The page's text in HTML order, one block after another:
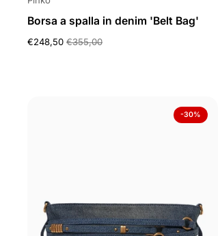
Borsa a spalla in denim 'Belt Bag'
€248,50 €355,00
-30%